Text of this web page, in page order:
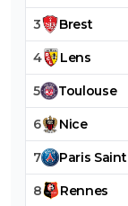
3 Brest
4 Lens
5 Toulouse
6 Nice
7 Paris Saint
8 Rennes